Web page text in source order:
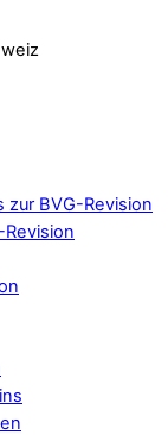
zur BVG-Revision